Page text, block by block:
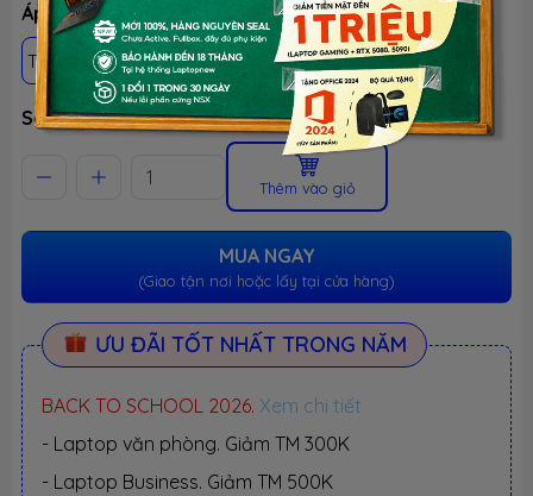
Áp dụng khách hàng
THÀNH VIÊN LTN HS-SV, GIÁO VIÊN & NVVP
Số lượng
Thêm vào giỏ
MUA NGAY
(Giao tận nơi hoặc lấy tại cửa hàng)
ƯU ĐÃI TỐT NHẤT TRONG NĂM
BACK TO SCHOOL 2026. Xem chi tiết
- Laptop văn phòng. Giảm TM 300K
- Laptop Business. Giảm TM 500K